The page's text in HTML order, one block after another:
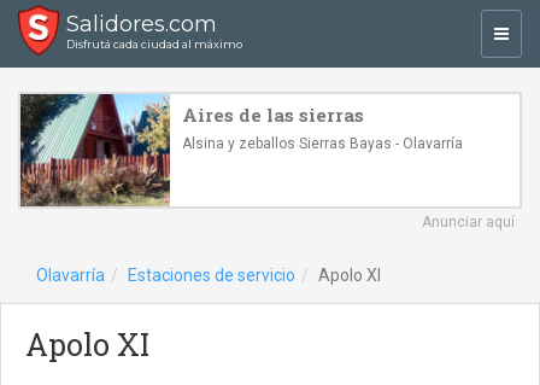
Salidores.com
Disfrutá cada ciudad al máximo
Aires de las sierras
Alsina y zeballos Sierras Bayas - Olavarría
Anunciar aquí
Olavarría Estaciones de servicio Apolo XI
Apolo XI